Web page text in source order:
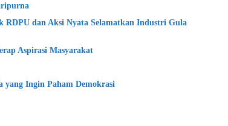
RDPU dan Aksi Nyata Selamatkan Industri Gula
Aspirasi Masyarakat
Ingin Paham Demokrasi